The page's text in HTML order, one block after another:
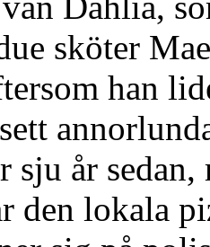
sköter
han
år
den lokala